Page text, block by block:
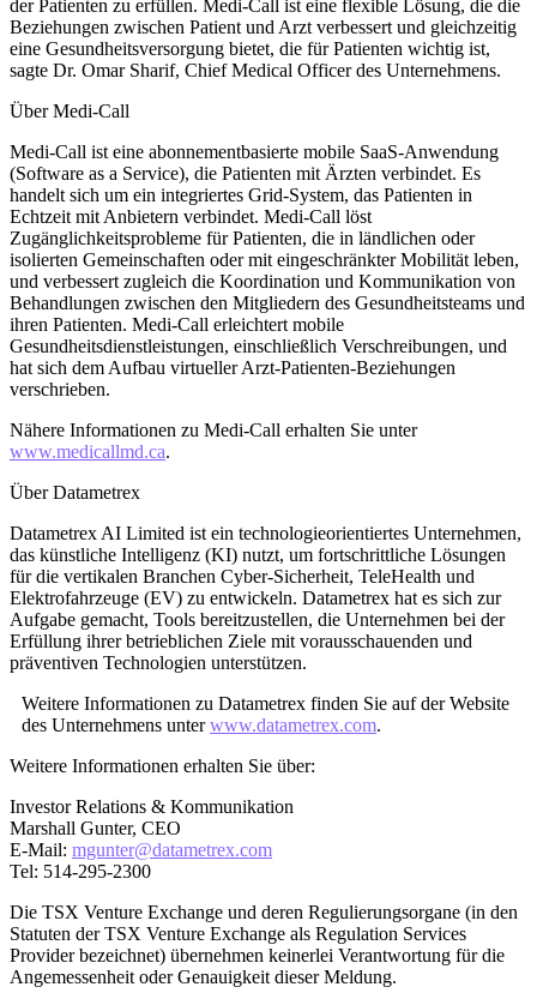
der Patienten zu erfüllen. Medi-Call ist eine flexible Lösung, die die
Beziehungen zwischen Patient und Arzt verbessert und gleichzeitig
eine Gesundheitsversorgung bietet, die für Patienten wichtig ist,
sagte Dr. Omar Sharif, Chief Medical Officer des Unternehmens.
Über Medi-Call
Medi-Call ist eine abonnementbasierte mobile SaaS-Anwendung
(Software as a Service), die Patienten mit Ärzten verbindet. Es
handelt sich um ein integriertes Grid-System, das Patienten in
Echtzeit mit Anbietern verbindet. Medi-Call löst
Zugänglichkeitsprobleme für Patienten, die in ländlichen oder
isolierten Gemeinschaften oder mit eingeschränkter Mobilität leben,
und verbessert zugleich die Koordination und Kommunikation von
Behandlungen zwischen den Mitgliedern des Gesundheitsteams und
ihren Patienten. Medi-Call erleichtert mobile
Gesundheitsdienstleistungen, einschließlich Verschreibungen, und
hat sich dem Aufbau virtueller Arzt-Patienten-Beziehungen
verschrieben.
Nähere Informationen zu Medi-Call erhalten Sie unter
www.medicallmd.ca.
Über Datametrex
Datametrex AI Limited ist ein technologieorientiertes Unternehmen,
das künstliche Intelligenz (KI) nutzt, um fortschrittliche Lösungen
für die vertikalen Branchen Cyber-Sicherheit, TeleHealth und
Elektrofahrzeuge (EV) zu entwickeln. Datametrex hat es sich zur
Aufgabe gemacht, Tools bereitzustellen, die Unternehmen bei der
Erfüllung ihrer betrieblichen Ziele mit vorausschauenden und
präventiven Technologien unterstützen.
Weitere Informationen zu Datametrex finden Sie auf der Website
des Unternehmens unterwww.datametrex.com.
Weitere Informationen erhalten Sie über:
Investor Relations & Kommunikation
Marshall Gunter, CEO
E-Mail: mgunter@datametrex.com
Tel: 514-295-2300
Die TSX Venture Exchange und deren Regulierungsorgane (in den
Statuten der TSX Venture Exchange als Regulation Services
Provider bezeichnet) übernehmen keinerlei Verantwortung für die
Angemessenheit oder Genauigkeit dieser Meldung.